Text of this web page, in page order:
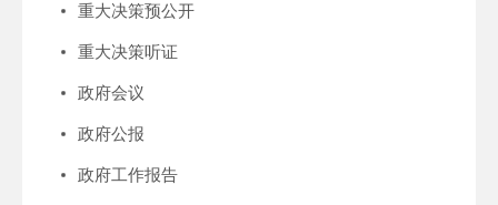
重大决策预公开
重大决策听证
政府会议
政府公报
政府工作报告